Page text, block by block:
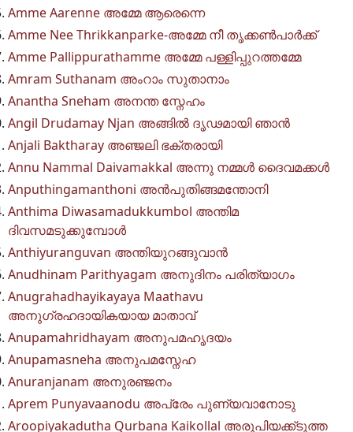
Amme Aarenne അമ്മേ ആരെന്നെ
Amme Nee Thrikkanparke-അമ്മേ നീ തൃക്കൺപാർക്ക്
Amme Pallippurathamme അമ്മേ പള്ളിപ്പുറത്തമ്മേ
Amram Suthanam അംറാം സുതാനാം
Anantha Sneham അനന്ത സ്നേഹം
Angil Drudamay Njan അങ്ങിൽ ദൃഢമായി ഞാൻ
Anjali Baktharay അഞ്ജലി ഭക്തരായി
Annu Nammal Daivamakkal അന്നു നമ്മൾ ദൈവമക്കൾ
Anputhingamanthoni അൻപുതിങ്ങമന്തോനി
Anthima Diwasamadukkumbol അന്തിമ
ദിവസമടുക്കുമ്പോള്‍
Anthiyuranguvan അന്തിയുറങ്ങുവാൻ
Anudhinam Parithyagam അനുദിനം പരിത്യാഗം
Anugrahadhayikayaya Maathavu
അനുഗ്രഹദായികയായ മാതാവ്
Anupamahridhayam അനുപമഹൃദയം
Anupamasneha അനുപമസ്നേഹ
Anuranjanam അനുരഞ്ജനം
Aprem Punyavaanodu അപ്രേം പുണ്യവാനോടു
Aroopiyakadutha Qurbana Kaikollal അരൂപിയക്ക്ടുത്ത